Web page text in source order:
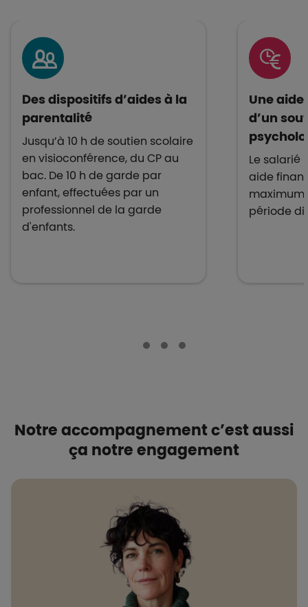
Des dispositifs d’aides à la
parentalité
Jusqu’à 10 h de soutien scolaire
en visioconférence, du CP au
bac. De 10 h de garde par
enfant, effectuées par un
professionnel de la garde
d'enfants.
Une
d’un
Le salarié
aide
maximum
période
Notre accompagnement c’est aussi
ça notre engagement